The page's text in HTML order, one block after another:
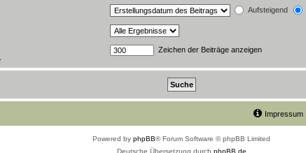
Aufsteigend
Zeichen der Beiträge anzeigen
Impressum
Powered by phpBB® Forum Software © phpBB Limited
Deutsche Übersetzung durch phpBB.de